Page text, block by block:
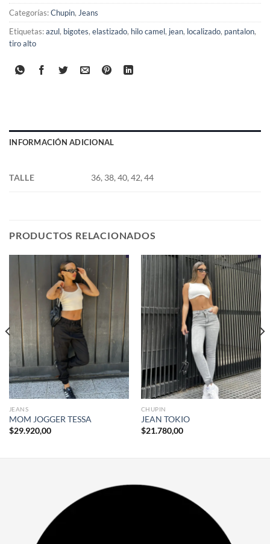
Categorías:Chupin, Jeans
Etiquetas:azul, bigotes, elastizado, hilo camel, jean, localizado, pantalon,
tiro alto
INFORMACIÓN ADICIONAL
TALLE 36, 38, 40, 42, 44
PRODUCTOS RELACIONADOS
JEANS
MOM JOGGER TESSA
$29.920,00
CHUPIN
JEAN TOKIO
$21.780,00